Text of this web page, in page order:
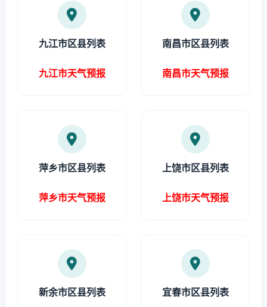
九江市区县列表
九江市天气预报
南昌市区县列表
南昌市天气预报
萍乡市区县列表
萍乡市天气预报
上饶市区县列表
上饶市天气预报
新余市区县列表 宜春市区县列表